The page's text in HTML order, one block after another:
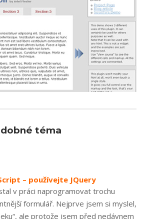
téma
– používejte JQuery
v práci naprogramovat trochu
formulář. Nejprve jsem si myslel,
ale protože jsem před nedávnem